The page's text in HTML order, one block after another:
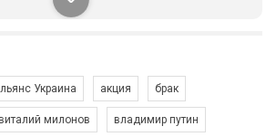
до нас. Регіональні підрозділи
України.
гучніше!
Украина акция брак
милонов владимир путин